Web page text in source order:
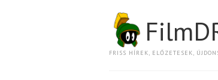
FRISS HÍREK, ELŐZETESEK,